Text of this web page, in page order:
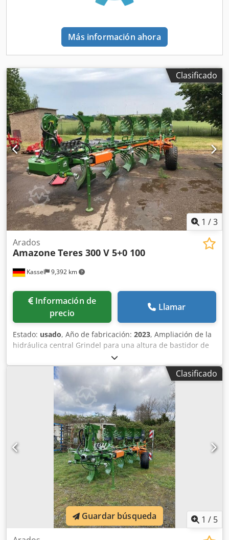
Más información ahora
Clasificado
1 /3
Kassel 9,392 km
Arados
Amazone Teres 300 V 5+0 100
Información de
precio
Llamar
Estado: usado, Año de fabricación: 2023, Ampliación de la
hidráulica central Grindel para una altura de bastidor de
80, 1 cuerpo de arado STW / 35, 1 par de rejas de 430, 1
par de puntas de reja HD, 1 par de chapas insertables
para STW / 35, 1 par de soportes para disco cuchilla para
disco cuchilla Variopf D 500 dentado y / con suspensión, 1
Cjdpfx Ahjr Ucigjtorf
Clasificado
1 / 5
Guardar búsqueda